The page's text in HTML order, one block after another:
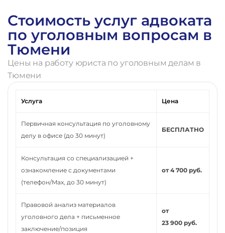
Стоимость услуг адвоката
по уголовным вопросам в
Тюмени
Цены на работу юриста по уголовным делам в
Тюмени
Услуга Цена
Первичная консультация по уголовному
делу в офисе (до 30 минут)
БЕСПЛАТНО
Консультация со специализацией +
ознакомление с документами
(телефон/Max, до 30 минут)
от 4 700 руб.
Правовой анализ материалов
уголовного дела + письменное
заключение/позиция
от
23 900 руб.